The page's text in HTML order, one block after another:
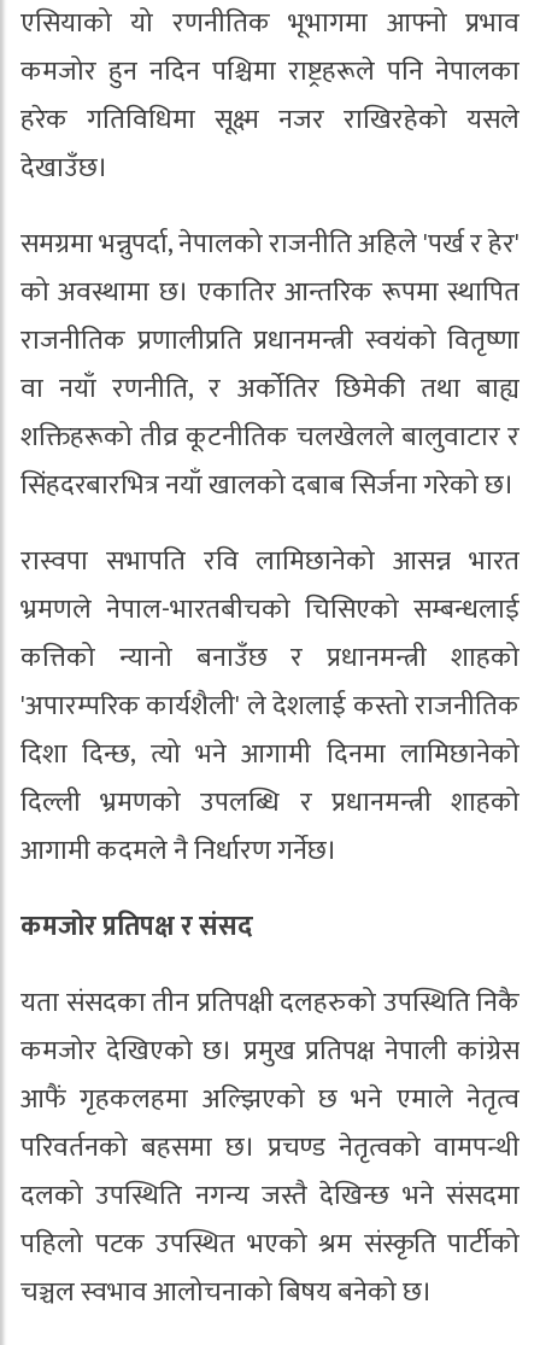
एसियाको यो रणनीतिक भूभागमा आफ्नो प्रभाव
कमजोर हुन नदिन पश्चिमा राष्ट्रहरूले पनि नेपालका
हरेक गतिविधिमा सूक्ष्म नजर राखिरहेको यसले
देखाउँछ।
समग्रमा भन्नुपर्दा, नेपालको राजनीति अहिले 'पर्ख र हेर'
को अवस्थामा छ। एकातिर आन्तरिक रूपमा स्थापित
राजनीतिक प्रणालीप्रति प्रधानमन्त्री स्वयंको वितृष्णा
वा नयाँ रणनीति, र अर्कोतिर छिमेकी तथा बाह्य
शक्तिहरूको तीव्र कूटनीतिक चलखेलले बालुवाटार र
सिंहदरबारभित्र नयाँ खालको दबाब सिर्जना गरेको छ।
रास्वपा सभापति रवि लामिछानेको आसन्न भारत
भ्रमणले नेपाल-भारतबीचको चिसिएको सम्बन्धलाई
कत्तिको न्यानो बनाउँछ र प्रधानमन्त्री शाहको
'अपारम्परिक कार्यशैली' ले देशलाई कस्तो राजनीतिक
दिशा दिन्छ, त्यो भने आगामी दिनमा लामिछानेको
दिल्ली भ्रमणको उपलब्धि र प्रधानमन्त्री शाहको
आगामी कदमले नै निर्धारण गर्नेछ।
कमजोर प्रतिपक्ष र संसद
यता संसदका तीन प्रतिपक्षी दलहरुको उपस्थिति निकै
कमजोर देखिएको छ। प्रमुख प्रतिपक्ष नेपाली कांग्रेस
आफैं गृहकलहमा अल्झिएको छ भने एमाले नेतृत्व
परिवर्तनको बहसमा छ। प्रचण्ड नेतृत्वको वामपन्थी
दलको उपस्थिति नगन्य जस्तै देखिन्छ भने संसदमा
पहिलो पटक उपस्थित भएको श्रम संस्कृति पार्टीको
चञ्चल स्वभाव आलोचनाको बिषय बनेको छ।